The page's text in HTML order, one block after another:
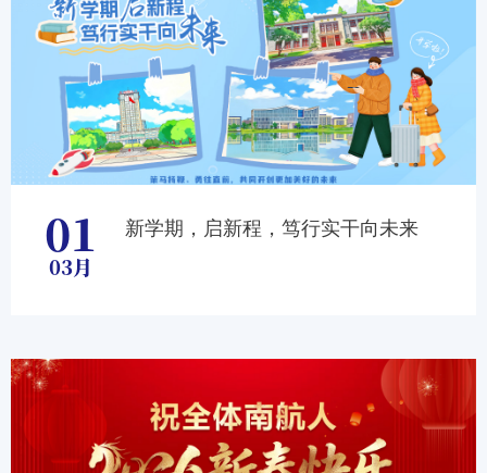
01
03月
新学期，启新程，笃行实干向未来